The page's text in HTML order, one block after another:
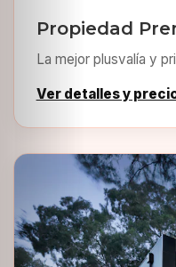
Propiedad
La mejor plusvalía y
Ver detalles y